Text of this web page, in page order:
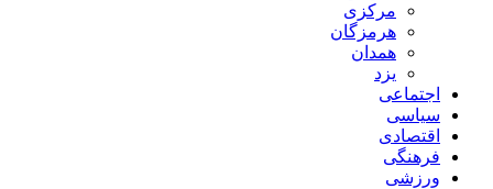
مرکزی
هرمزگان
همدان
یزد
اجتماعی
سیاسی
اقتصادی
فرهنگی
ورزشی